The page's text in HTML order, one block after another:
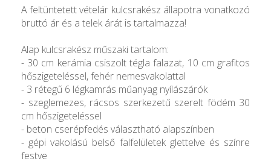
A feltüntetett vételár kulcsrakész állapotra vonatkozó
bruttó ár és a telek árát is tartalmazza!
Alap kulcsrakész műszaki tartalom:
- 30 cm kerámia csiszolt tégla falazat, 10 cm grafitos
hőszigeteléssel, fehér nemesvakolattal
- 3 rétegű 6 légkamrás műanyag nyílászárók
- szeglemezes, rácsos szerkezetű szerelt födém 30
cm hőszigeteléssel
- beton cserépfedés választható alapszínben
- gépi vakolású belső falfelületek glettelve és színre
festve